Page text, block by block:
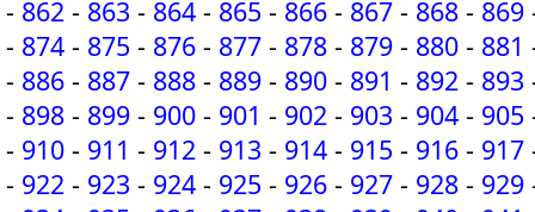
- 862 - 863 - 864 - 865 - 866 - 867 - 868 - 869
- 874 - 875 - 876 - 877 - 878 - 879 - 880 - 881
- 886 - 887 - 888 - 889 - 890 - 891 - 892 - 893
- 898 - 899 - 900 - 901 - 902 - 903 - 904 - 905
- 910 - 911 - 912 - 913 - 914 - 915 - 916 - 917
- 922 - 923 - 924 - 925 - 926 - 927 - 928 - 929